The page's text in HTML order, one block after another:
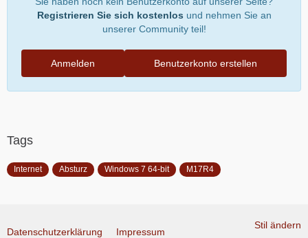
Registrieren Sie sich kostenlos und nehmen Sie an
unserer Community teil!
Benutzerkonto erstellen
Anmelden
Tags
Internet Absturz Windows 7 64-bit M17R4
Stil ändern
Datenschutzerklärung Impressum